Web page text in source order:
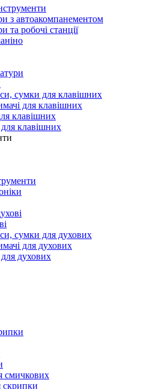
з автоакомпанементом
та робочі станції
сумки для клавішних
для клавішних
клавішних
клавішних
сумки для духових
для духових
духових
смичкових
скрипки